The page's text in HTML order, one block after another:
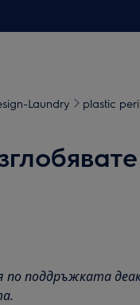
Laundry plastic
по поддръжката